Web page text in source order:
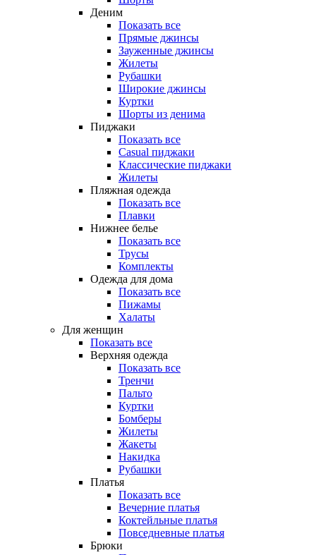
Деним
Показать все
Прямые джинсы
Зауженные джинсы
Жилеты
Рубашки
Широкие джинсы
Куртки
Шорты из денима
Пиджаки
Показать все
Casual пиджаки
Классические пиджаки
Жилеты
Пляжная одежда
Показать все
Плавки
Нижнее белье
Показать все
Трусы
Комплекты
Одежда для дома
Показать все
Пижамы
Халаты
Для женщин
Показать все
Верхняя одежда
Показать все
Тренчи
Пальто
Куртки
Бомберы
Жилеты
Жакеты
Накидка
Рубашки
Платья
Показать все
Вечерние платья
Коктейльные платья
Повседневные платья
Брюки